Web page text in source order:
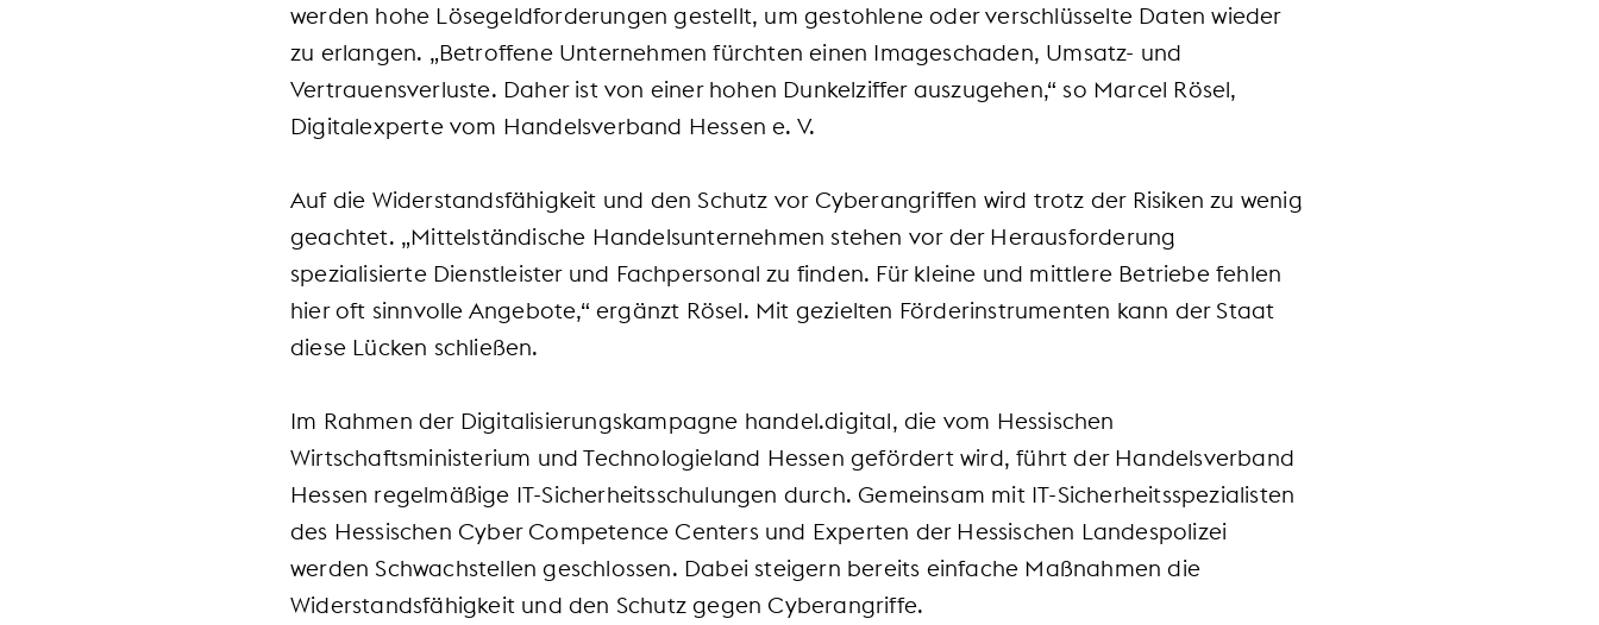
werden hohe Lösegeldforderungen gestellt, um gestohlene oder verschlüsselte Daten wieder
zu erlangen. „Betroffene Unternehmen fürchten einen Imageschaden, Umsatz- und
Vertrauensverluste. Daher ist von einer hohen Dunkelziffer auszugehen,“ so Marcel Rösel,
Digitalexperte vom Handelsverband Hessen e. V.
Auf die Widerstandsfähigkeit und den Schutz vor Cyberangriffen wird trotz der Risiken zu wenig
geachtet. „Mittelständische Handelsunternehmen stehen vor der Herausforderung
spezialisierte Dienstleister und Fachpersonal zu finden. Für kleine und mittlere Betriebe fehlen
hier oft sinnvolle Angebote,“ ergänzt Rösel. Mit gezielten Förderinstrumenten kann der Staat
diese Lücken schließen.
Im Rahmen der Digitalisierungskampagne handel.digital, die vom Hessischen
Wirtschaftsministerium und Technologieland Hessen gefördert wird, führt der Handelsverband
Hessen regelmäßige IT-Sicherheitsschulungen durch. Gemeinsam mit IT-Sicherheitsspezialisten
des Hessischen Cyber Competence Centers und Experten der Hessischen Landespolizei
werden Schwachstellen geschlossen. Dabei steigern bereits einfache Maßnahmen die
Widerstandsfähigkeit und den Schutz gegen Cyberangriffe.